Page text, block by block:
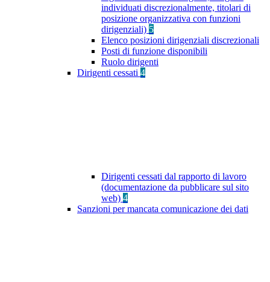
individuati discrezionalmente, titolari di
posizione organizzativa con funzioni
dirigenziali) 5
Elenco posizioni dirigenziali discrezionali
Posti di funzione disponibili
Ruolo dirigenti
Dirigenti cessati 4
Dirigenti cessati dal rapporto di lavoro
(documentazione da pubblicare sul sito
web) 4
Sanzioni per mancata comunicazione dei dati